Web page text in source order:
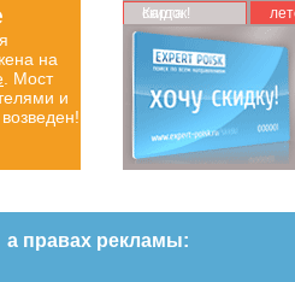
на
. Мост
и
Карта скидок!
а правах рекламы: